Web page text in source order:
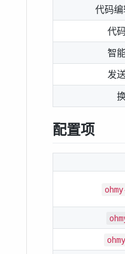
代码
代
智
发
配置项